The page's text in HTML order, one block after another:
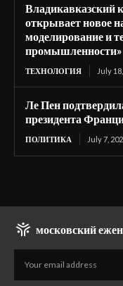
Владикавказский
открывает новое
моделирование и
промышленности»
ТЕХНОЛОГИЯ July
Ле Пен
президента
ПОЛИТИКА July 7,
московский